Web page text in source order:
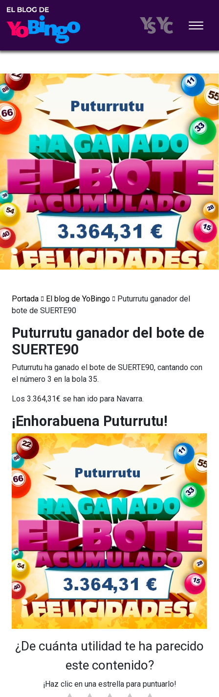
Portada El blog de YoBingo
Puturrutu ganador del
bote de SUERTE90
Puturrutu ganador del bote de
SUERTE90
Puturrutu ha ganado el bote de SUERTE90, cantando con
el número 3 en la bola 35.
Los 3.364,31€ se han ido para Navarra.
¡Enhorabuena Puturrutu!
¿De cuánta utilidad te ha parecido
este contenido?
¡Haz clic en una estrella para puntuarlo!